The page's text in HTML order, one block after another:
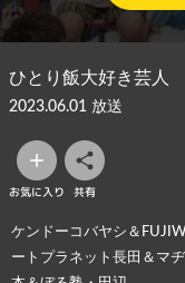
ひとり飯大好き芸人
2023.06.01 放送
お気に入り 共有
ケンドーコバヤシ＆
ートプラネット長田＆マ